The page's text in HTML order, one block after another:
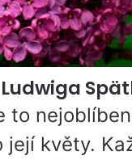
to
květy.